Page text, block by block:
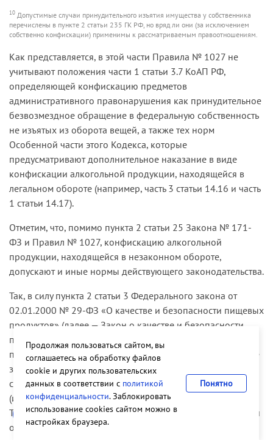
10 Допустимые случаи принудительного изъятия имущества у собственника
перечислены в пункте 2 статьи 235 ГК РФ, но вряд ли они (за исключением
собственно конфискации) применимы к рассматриваемым правоотношениям.
Как представляется, в этой части Правила № 1027 не
учитывают положения части 1 статьи 3.7 КоАП РФ,
определяющей конфискацию предметов
административного правонарушения как принудительное
безвозмездное обращение в федеральную собственность
не изъятых из оборота вещей, а также тех норм
Особенной части этого Кодекса, которые
предусматривают дополнительное наказание в виде
конфискации алкогольной продукции, находящейся в
легальном обороте (например, часть 3 статьи 14.16 и часть
1 статьи 14.17).
Отметим, что, помимо пункта 2 статьи 25 Закона № 171-
ФЗ и Правил № 1027, конфискацию алкогольной
продукции, находящейся в незаконном обороте,
допускают и иные нормы действующего законодательства.
Так, в силу пункта 2 статьи 3 Федерального закона от
02.01.2000 № 29-ФЗ «О качестве и безопасности пищевых
продуктов» (далее — Закон о качестве и безопасности
пищевых продуктов) не могут находиться в обороте
пищевые продукты (к ним на основании статьи 1 этого же
закона относится и алкогольная продукция), которые не
соответствуют требованиям нормативных документов и
(или) имеют явные признаки недоброкачественности.
Такие пищевые продукты признаются некачественными и
опасными, не подлежат реализации, утилизируются или
Продолжая пользоваться сайтом, вы
соглашаетесь на обработку файлов
cookie и других пользовательских
данных в соответствии с политикой
конфиденциальности. Заблокировать
использование cookies сайтом можно в
настройках браузера.
Понятно